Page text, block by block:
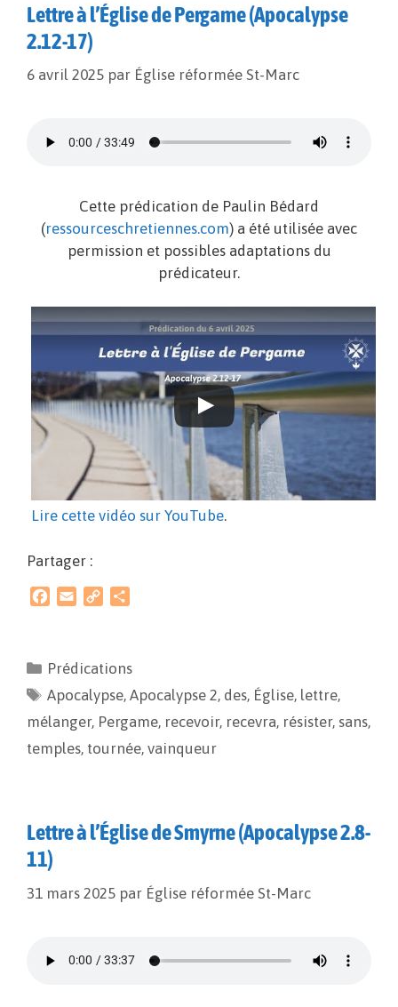
Lettre à l’Église de Pergame (Apocalypse
2.12-17)
6 avril 2025 par Église réformée St-Marc
Cette prédication de Paulin Bédard
(ressourceschretiennes.com) a été utilisée avec
permission et possibles adaptations du
prédicateur.
Lire cette vidéo sur YouTube.
Partager :
b
o
o
l
L
i
n
a
g
Prédications
Apocalypse,Apocalypse 2, des, Église, lettre,
mélanger, Pergame, recevoir, recevra, résister, sans,
temples, tournée, vainqueur
Lettre à l’Église de Smyrne (Apocalypse 2.8-
11)
31 mars 2025 par Église réformée St-Marc